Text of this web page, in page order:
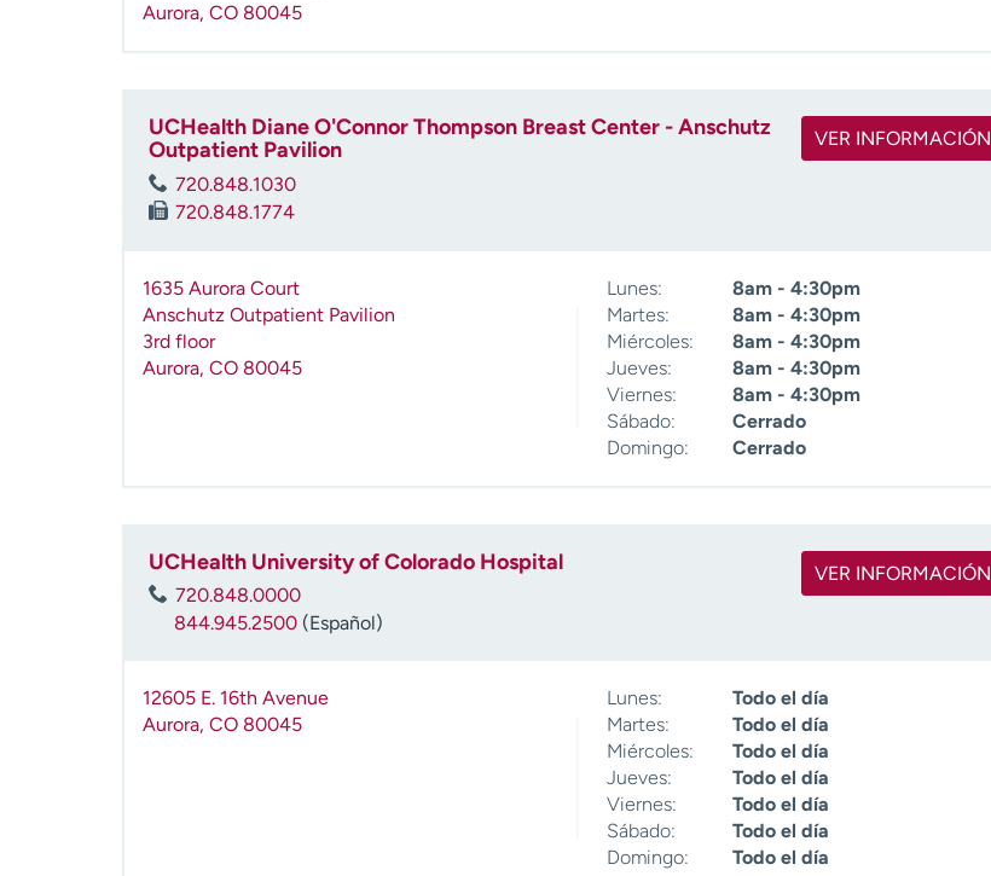
Aurora, CO 80045
UCHealth Diane O'Connor Thompson Breast Center - Anschutz
Outpatient Pavilion
720.848.1030
720.848.1774
VER INFORMACIÓN
1635 Aurora Court
Anschutz Outpatient Pavilion
3rd floor
Aurora, CO 80045
Lunes:
8am - 4:30pm
Martes:
8am - 4:30pm
Miércoles:
8am - 4:30pm
Jueves:
8am - 4:30pm
Viernes:
8am - 4:30pm
Sábado:
Cerrado
Domingo:
Cerrado
UCHealth University of Colorado Hospital
720.848.0000
844.945.2500 (Español)
VER INFORMACIÓN
12605 E. 16th Avenue
Aurora, CO 80045
Lunes:
Todo el día
Martes:
Todo el día
Miércoles:
Todo el día
Jueves:
Todo el día
Viernes:
Todo el día
Sábado:
Todo el día
Domingo:
Todo el día